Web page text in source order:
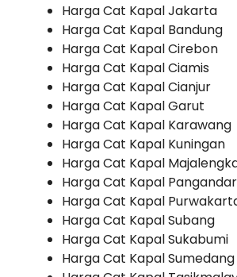
Harga Cat Kapal Jakarta
Harga Cat Kapal Bandung
Harga Cat Kapal Cirebon
Harga Cat Kapal Ciamis
Harga Cat Kapal Cianjur
Harga Cat Kapal Garut
Harga Cat Kapal Karawang
Harga Cat Kapal Kuningan
Harga Cat Kapal
Harga Cat Kapal
Harga Cat Kapal
Harga Cat Kapal Subang
Harga Cat Kapal Sukabumi
Harga Cat Kapal Sumedang